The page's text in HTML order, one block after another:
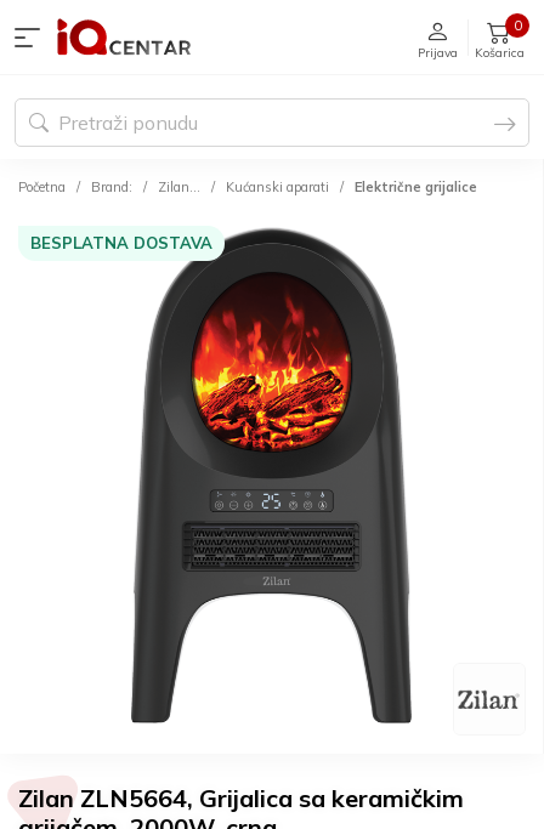
Prijava Košarica
0
Početna Brand: Zilan... Kućanski aparati Električne grijalice
BESPLATNA DOSTAVA
Zilan ZLN5664, Grijalica sa keramičkim